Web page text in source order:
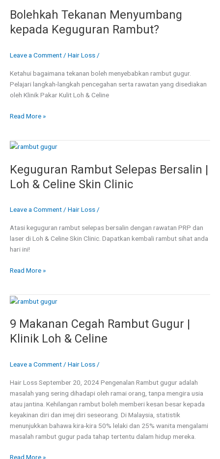
Bolehkah Tekanan Menyumbang
kepada Keguguran Rambut?
Leave a Comment / Hair Loss /
Ketahui bagaimana tekanan boleh menyebabkan rambut gugur.
Pelajari langkah-langkah pencegahan serta rawatan yang disediakan
oleh Klinik Pakar Kulit Loh & Celine
Menyumbang
kepada
Keguguran
Read More »
Keguguran Rambut Selepas Bersalin |
Loh & Celine Skin Clinic
Leave a Comment / Hair Loss /
Atasi keguguran rambut selepas bersalin dengan rawatan PRP dan
laser di Loh & Celine Skin Clinic. Dapatkan kembali rambut sihat anda
hari ini!
Keguguran
Selepas
Bersalin
&
Skin
Clinic
Read More »
9 Makanan Cegah Rambut Gugur |
Klinik Loh & Celine
Leave a Comment / Hair Loss /
Hair Loss September 20, 2024 Pengenalan Rambut gugur adalah
masalah yang sering dihadapi oleh ramai orang, tanpa mengira usia
atau jantina. Kehilangan rambut boleh memberi kesan besar kepada
keyakinan diri dan imej diri seseorang. Di Malaysia, statistik
menunjukkan bahawa kira-kira 50% lelaki dan 25% wanita mengalami
masalah rambut gugur pada tahap tertentu dalam hidup mereka.
9
Cegah
Rambut
Gugur
Klinik
&
Celine
Read More »